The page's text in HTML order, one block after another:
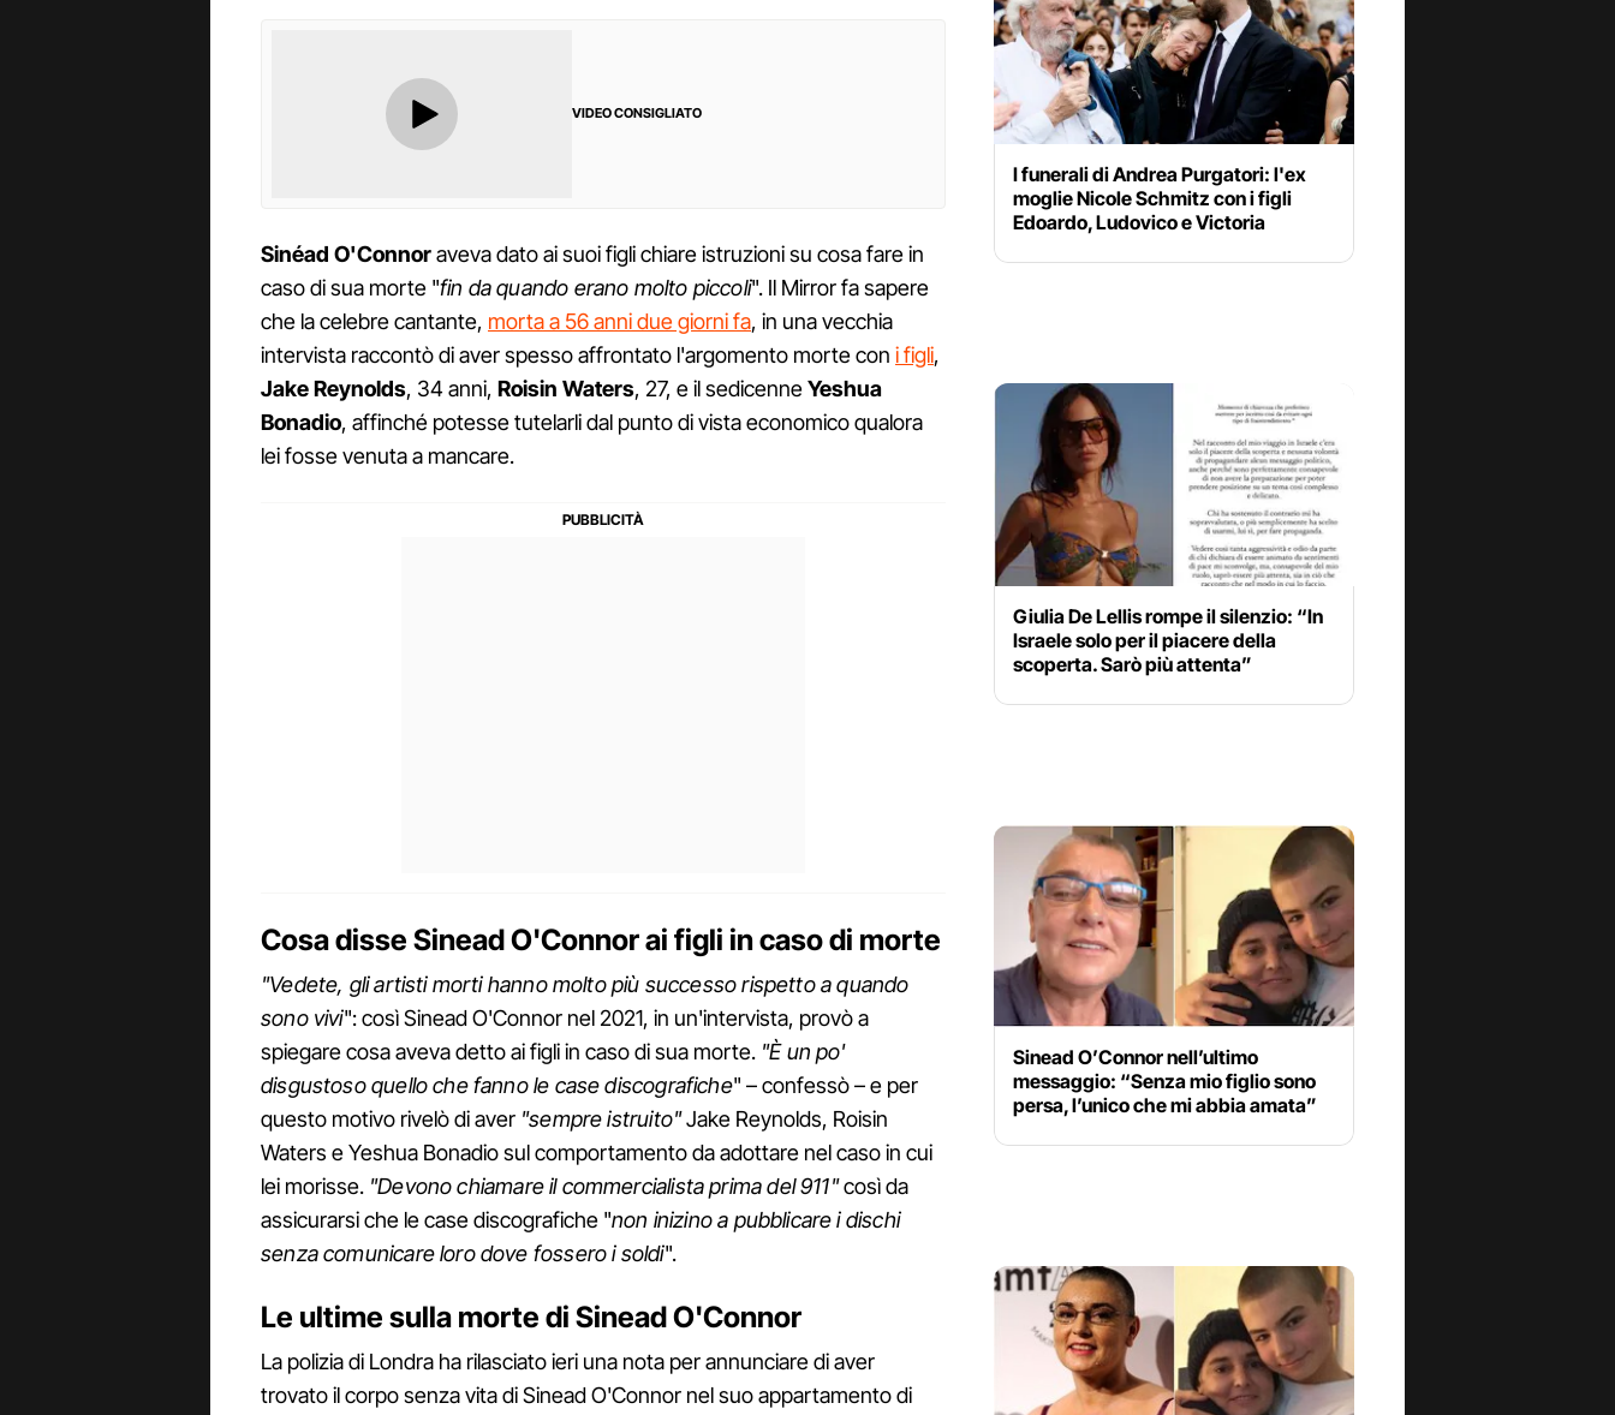
VIDEO CONSIGLIATO
Sinéad O'Connoraveva dato ai suoi figli chiare istruzioni su cosa fare in
caso di sua morte "fin da quando erano molto piccoli". Il Mirror fa sapere
che la celebre cantante, morta a 56 anni due giorni fa, in una vecchia
intervista raccontò di aver spesso affrontato l'argomento morte con i figli,
Jake Reynolds, 34 anni, Roisin Waters, 27, e il sedicenneYeshua
Bonadio, affinché potesse tutelarli dal punto di vista economico qualora
lei fosse venuta a mancare.
Cosa disse Sinead O'Connor ai figli in caso di morte
"Vedete, gli artisti morti hanno molto più successo rispetto a quando
sono vivi": così Sinead O'Connor nel 2021, in un'intervista, provò a
spiegare cosa aveva detto ai figli in caso di sua morte. "È un po'
disgustoso quello che fanno le case discografiche" – confessò – e per
questo motivo rivelò di aver "sempre istruito"Jake Reynolds, Roisin
Waters e Yeshua Bonadio sul comportamento da adottare nel caso in cui
lei morisse. "Devono chiamare il commercialista prima del 911"così da
assicurarsi che le case discografiche "non inizino a pubblicare i dischi
senza comunicare loro dove fossero i soldi".
Le ultime sulla morte di Sinead O'Connor
La polizia di Londra ha rilasciato ieri una nota per annunciare di aver
trovato il corpo senza vita di Sinead O'Connor nel suo appartamento di
I funerali di Andrea Purgatori: l'ex
moglie Nicole Schmitz con i figli
Edoardo, Ludovico e Victoria
Giulia De Lellis rompe il silenzio: “In
Israele solo per il piacere della
scoperta. Sarò più attenta”
Sinead O’Connor nell’ultimo
messaggio: “Senza mio figlio sono
persa, l’unico che mi abbia amata”